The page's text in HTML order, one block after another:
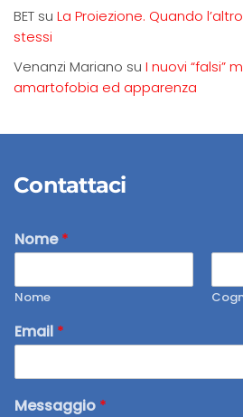
BET su La Proiezione. Quando
stessi
Venanzi Mariano su I nuovi “falsi”
amartofobia ed apparenza
Contattaci
Nome*
Nome
Email *
Messaggio *